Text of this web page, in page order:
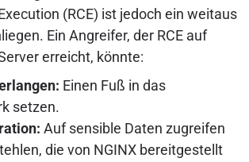
(RCE) ist jedoch ein weitaus
Ein Angreifer, der RCE auf
erreicht, könnte:
Einen Fuß in das
setzen.
Auf sensible Daten zugreifen
die von NGINX bereitgestellt